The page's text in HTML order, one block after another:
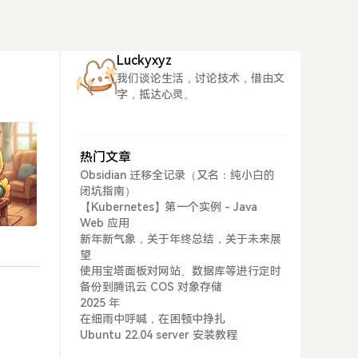
Luckyxyz
我们谈论生活，讨论技术，借由文
字，抵达心灵。
热门文章
Obsidian 迁移全记录（又名：纯小白的
闭坑指南）
【Kubernetes】第一个实例 - Java
Web 应用
新年新气象，关于年终总结，关于未来展
望
使用宝塔面板对网站、数据库等进行定时
备份到腾讯云 COS 对象存储
2025 年
在细雨中呼喊，在困顿中挣扎
Ubuntu 22.04 server 安装教程